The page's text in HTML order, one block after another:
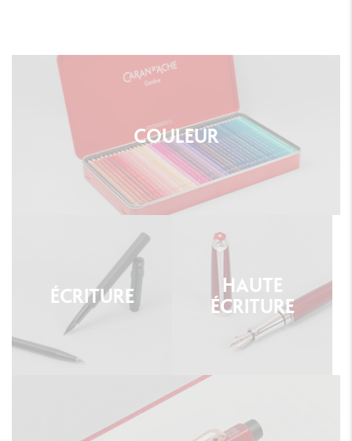
COULEUR
ÉCRITURE
HAUTE
ÉCRITURE